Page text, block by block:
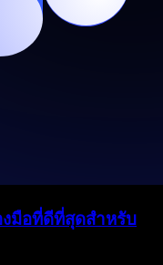
มือที่ดีที่สุดสำหรับ